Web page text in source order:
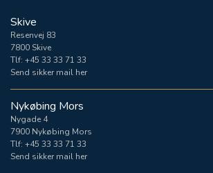
Skive
Resenvej 83
7800 Skive
Tlf: +45 33 33 71 33
Send sikker mail her
Nykøbing Mors
Nygade 4
7900 Nykøbing Mors
Tlf: +45 33 33 71 33
Send sikker mail her